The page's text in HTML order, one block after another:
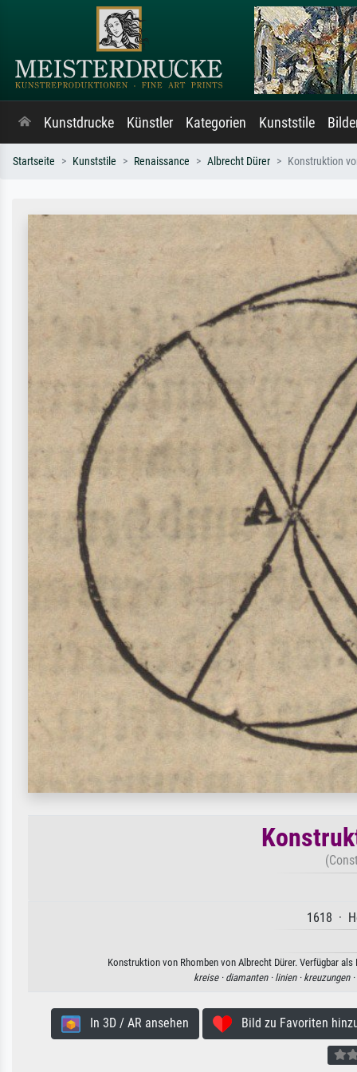
Kunstdrucke Künstler Kategorien Kunststile
Startseite Kunststile Renaissance Albrecht Dürer Konstruktion
1618 ·
Konstruktion von Rhomben von Albrecht Dürer. Verfügbar
kreise · diamanten · linien · kreuzungen ·
In 3D / AR ansehen Bild zu Favoriten